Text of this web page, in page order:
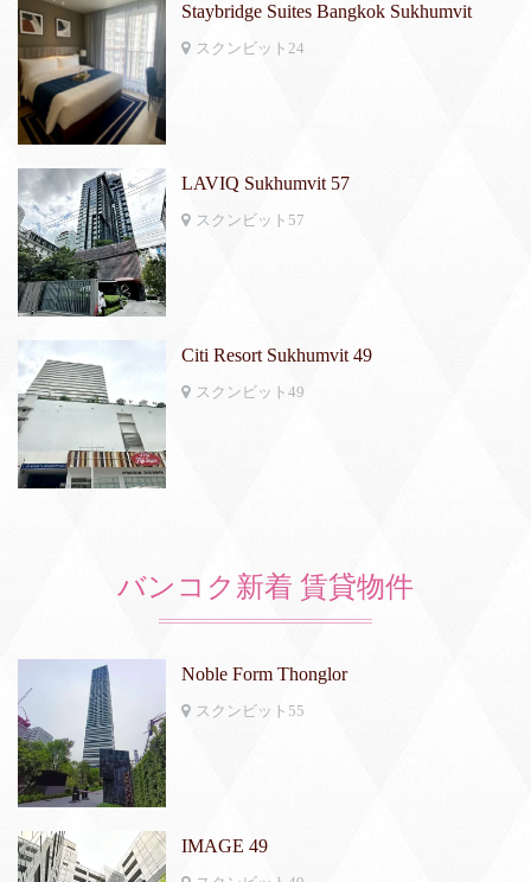
Staybridge Suites Bangkok Sukhumvit
スクンビット24
LAVIQ Sukhumvit 57
スクンビット57
Citi Resort Sukhumvit 49
スクンビット49
バンコク新着 賃貸物件
Noble Form Thonglor
スクンビット55
IMAGE 49